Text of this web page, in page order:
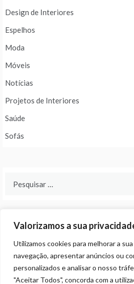
Valorizamos a sua
Utilizamos cookies para melhorar a
navegação, apresentar anúncios ou
personalizados e analisar o nosso
"Aceitar Todos", concorda com a
Design de Interiores
Espelhos
Moda
Móveis
Notícias
Projetos de Interiores
Saúde
Sofás
© ALL RIGHTS RESERVED 2024 THEME: